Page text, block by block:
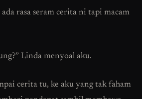
rasa seram cerita ni tapi macam
Linda menyoal aku.
cerita tu, ke aku yang tak faham